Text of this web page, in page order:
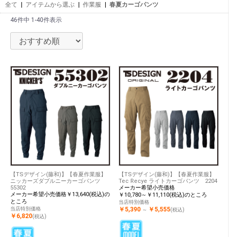
全て | アイテムから選ぶ | 作業服 | 春夏カーゴパンツ
46件中 1-40件表示
【TSデザイン(藤和)】【春夏作業服】
ニッカーズダブルニーカーゴパンツ
55302
メーカー希望小売価格￥13,640(税込)の
ところ
当店特別価格
￥6,820(税込)
【TSデザイン(藤和)】【春夏作業服】
Tec Recye ライトカーゴパンツ 2204
メーカー希望小売価格
￥10,780～￥11,110(税込)のところ
当店特別価格
￥5,390 ～ ￥5,555(税込)